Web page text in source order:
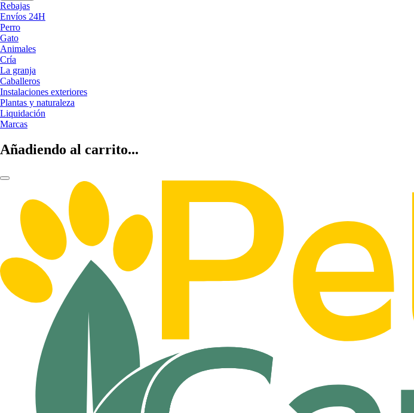
Rebajas
Envíos 24H
Perro
Gato
Animales
Cría
La granja
Caballeros
Instalaciones exteriores
Plantas y naturaleza
Liquidación
Marcas
Añadiendo al carrito...